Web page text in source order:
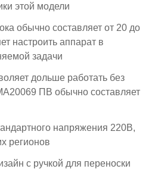
этой модели
обычно составляет от 20 до
настроить аппарат в
задачи
дольше работать без
ПВ обычно составляет
напряжения 220В,
регионов
с ручкой для переноски